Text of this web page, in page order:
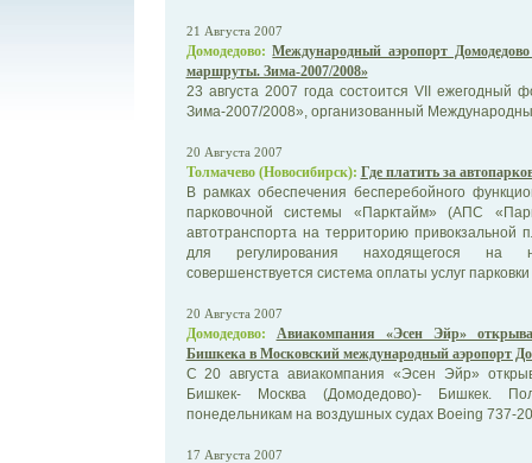
21 Августа 2007
Домодедово: Международный аэропорт
маршруты. Зима-2007/2008»
23 августа 2007 года состоится VII ежегодный
Зима-2007/2008», организованный
20 Августа 2007
Толмачево (Новосибирск): Где платить за
В рамках обеспечения бесперебойного
парковочной системы «Парктайм» (АПС
автотранспорта на территорию привокзальной
для регулирования находящегося на
совершенствуется система оплаты услуг
20 Августа 2007
Домодедово:
Авиакомпания «Эсен Эйр»
Бишкека в Московский международный аэропорт
С 20 августа авиакомпания «Эсен Эйр»
Бишкек- Москва (Домодедово)- Бишкек.
понедельникам на воздушных судах Boeing 737-
17 Августа 2007